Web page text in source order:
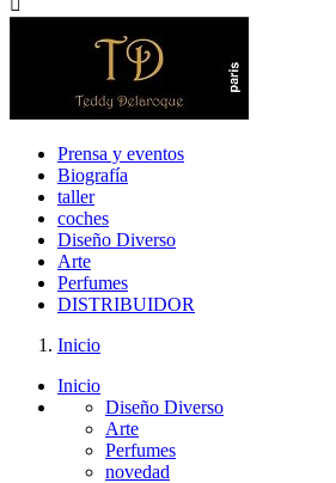

Prensa y eventos
Biografía
taller
coches
Diseño Diverso
Arte
Perfumes
DISTRIBUIDOR
Inicio
Inicio
Diseño Diverso
Arte
Perfumes
novedad